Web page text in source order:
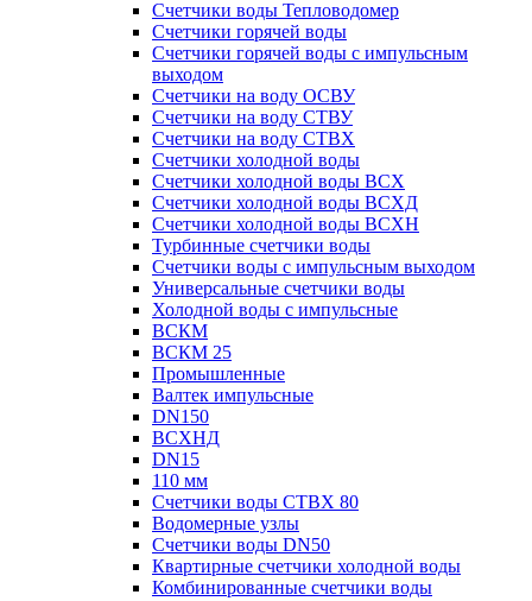
Счетчики воды Тепловодомер
Счетчики горячей воды
Счетчики горячей воды с импульсным
выходом
Счетчики на воду ОСВУ
Счетчики на воду СТВУ
Счетчики на воду СТВХ
Счетчики холодной воды
Счетчики холодной воды ВСХ
Счетчики холодной воды ВСХД
Счетчики холодной воды ВСХН
Турбинные счетчики воды
Счетчики воды с импульсным выходом
Универсальные счетчики воды
Холодной воды с импульсные
ВСКМ
ВСКМ 25
Промышленные
Валтек импульсные
DN150
ВСХНД
DN15
110 мм
Счетчики воды СТВХ 80
Водомерные узлы
Счетчики воды DN50
Квартирные счетчики холодной воды
Комбинированные счетчики воды